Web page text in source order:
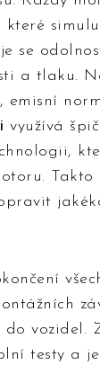
které
se
a tlaku.
využívá
Takto
do vozidel.
testy a